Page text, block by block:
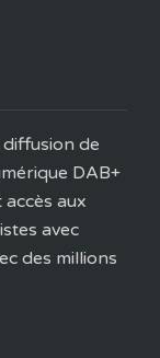
de
DAB+
aux
avec
des millions